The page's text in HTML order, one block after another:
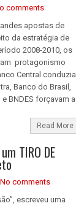
comments
apostas de
da estratégia de
2008-2010, os
protagonismo
Central conduzia
Banco do Brasil,
BNDES forçavam a
Read More
TIRO DE
No comments
escreveu uma